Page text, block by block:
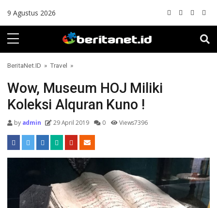
9 Agustus 2026
BeritaNet.ID » Travel »
Wow, Museum HOJ Miliki
Koleksi Alquran Kuno !
byadmin 29 April 2019 0 Views7396